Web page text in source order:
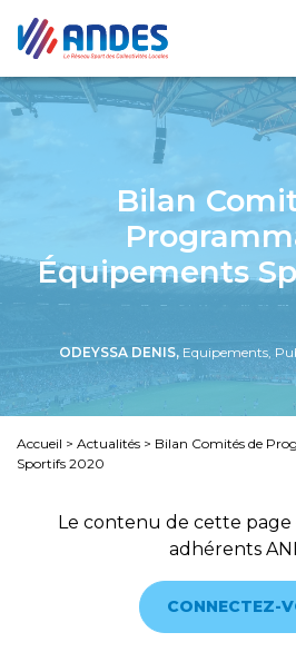
Bilan
Équipements
ODEYSSA DENIS, Equipements,
Accueil > Actualités > Bilan Comités de
Sportifs 2020
Le contenu de cette
adhérents
CONNECTEZ-